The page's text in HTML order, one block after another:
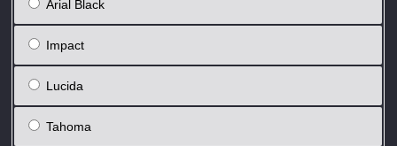
Arial Black
Impact
Lucida
Tahoma